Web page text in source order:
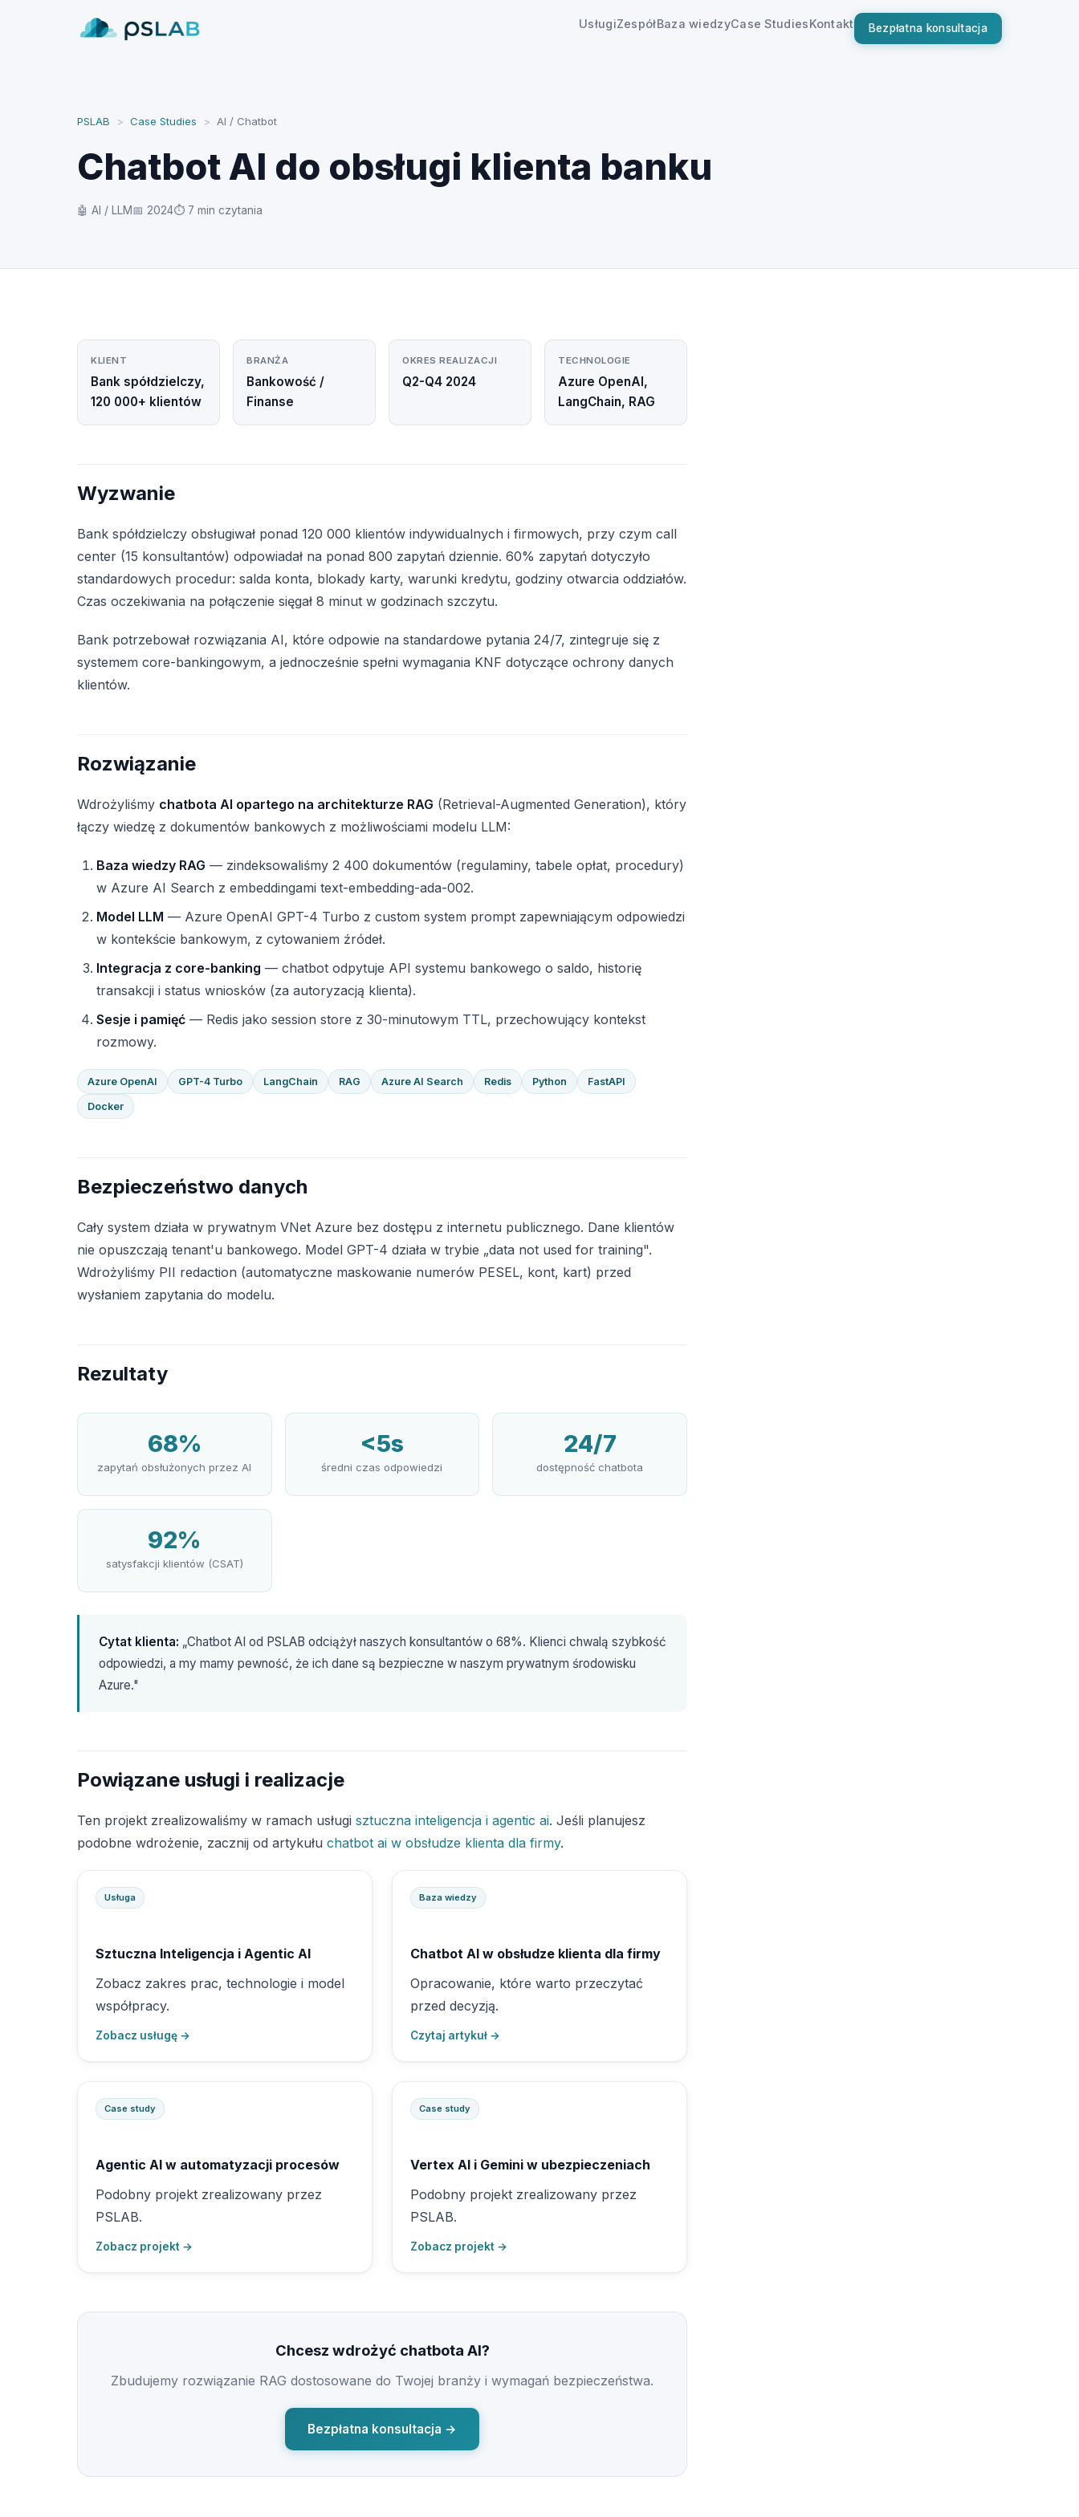
UsługiZespółBaza wiedzyCase StudiesKontakt Bezpłatna konsultacja
PSLAB > Case Studies > AI / Chatbot
Chatbot AI do obsługi klienta banku
🤖 AI / LLM📅 2024⏱ 7 min czytania
KLIENT
Bank spółdzielczy,
120 000+ klientów
BRANŻA
Bankowość /
Finanse
OKRES REALIZACJI
Q2-Q4 2024
TECHNOLOGIE
Azure OpenAI,
LangChain, RAG
Wyzwanie
Bank spółdzielczy obsługiwał ponad 120 000 klientów indywidualnych i firmowych, przy czym call
center (15 konsultantów) odpowiadał na ponad 800 zapytań dziennie. 60% zapytań dotyczyło
standardowych procedur: salda konta, blokady karty, warunki kredytu, godziny otwarcia oddziałów.
Czas oczekiwania na połączenie sięgał 8 minut w godzinach szczytu.
Bank potrzebował rozwiązania AI, które odpowie na standardowe pytania 24/7, zintegruje się z
systemem core-bankingowym, a jednocześnie spełni wymagania KNF dotyczące ochrony danych
klientów.
Rozwiązanie
Wdrożyliśmy chatbota AI opartego na architekturze RAG (Retrieval-Augmented Generation), który
łączy wiedzę z dokumentów bankowych z możliwościami modelu LLM:
Baza wiedzy RAG — zindeksowaliśmy 2 400 dokumentów (regulaminy, tabele opłat, procedury)
w Azure AI Search z embeddingami text-embedding-ada-002.
Model LLM — Azure OpenAI GPT-4 Turbo z custom system prompt zapewniającym odpowiedzi
w kontekście bankowym, z cytowaniem źródeł.
Integracja z core-banking — chatbot odpytuje API systemu bankowego o saldo, historię
transakcji i status wniosków (za autoryzacją klienta).
Sesje i pamięć — Redis jako session store z 30-minutowym TTL, przechowujący kontekst
rozmowy.
Azure OpenAI GPT-4 Turbo LangChain RAG Azure AI Search Redis Python FastAPI
Docker
Bezpieczeństwo danych
Cały system działa w prywatnym VNet Azure bez dostępu z internetu publicznego. Dane klientów
nie opuszczają tenant'u bankowego. Model GPT-4 działa w trybie „data not used for training".
Wdrożyliśmy PII redaction (automatyczne maskowanie numerów PESEL, kont, kart) przed
wysłaniem zapytania do modelu.
Rezultaty
68%
zapytań obsłużonych przez AI
<5s
średni czas odpowiedzi
24/7
dostępność chatbota
92%
satysfakcji klientów (CSAT)
Cytat klienta: „Chatbot AI od PSLAB odciążył naszych konsultantów o 68%. Klienci chwalą szybkość
odpowiedzi, a my mamy pewność, że ich dane są bezpieczne w naszym prywatnym środowisku
Azure."
Powiązane usługi i realizacje
Ten projekt zrealizowaliśmy w ramach usługi sztuczna inteligencja i agentic ai. Jeśli planujesz
podobne wdrożenie, zacznij od artykułu chatbot ai w obsłudze klienta dla firmy.
Usługa
Sztuczna Inteligencja i Agentic AI
Zobacz zakres prac, technologie i model
współpracy.
Zobacz usługę →
Baza wiedzy
Chatbot AI w obsłudze klienta dla firmy
Opracowanie, które warto przeczytać
przed decyzją.
Czytaj artykuł →
Case study
Agentic AI w automatyzacji procesów
Podobny projekt zrealizowany przez
PSLAB.
Zobacz projekt →
Case study
Vertex AI i Gemini w ubezpieczeniach
Podobny projekt zrealizowany przez
PSLAB.
Zobacz projekt →
Chcesz wdrożyć chatbota AI?
Zbudujemy rozwiązanie RAG dostosowane do Twojej branży i wymagań bezpieczeństwa.
Bezpłatna konsultacja →